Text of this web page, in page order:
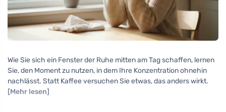
Wie Sie sich ein Fenster der Ruhe mitten am Tag schaffen, lernen
Sie, den Moment zu nutzen, in dem Ihre Konzentration ohnehin
nachlässt. Statt Kaffee versuchen Sie etwas, das anders wirkt.
[Mehr lesen]